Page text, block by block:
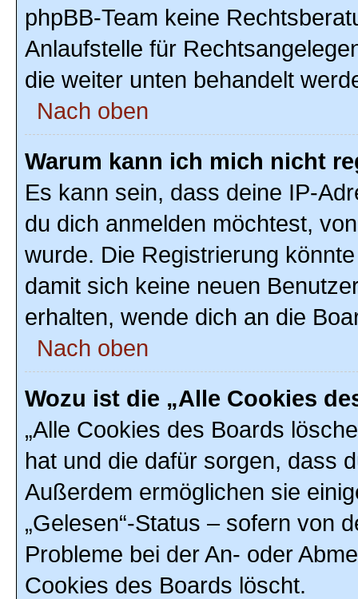
phpBB-Team keine
Anlaufstelle für
die weiter unten behandelt
Nach oben
Warum kann ich mich nicht
Es kann sein, dass deine IP-
du dich anmelden möchtest,
wurde. Die Registrierung
damit sich keine neuen
erhalten, wende dich an die
Nach oben
Wozu ist die „Alle Cookies
„Alle Cookies des Boards
hat und die dafür sorgen, dass
Außerdem ermöglichen sie
„Gelesen“-Status – sofern von
Probleme bei der An- oder
Cookies des Boards löscht.